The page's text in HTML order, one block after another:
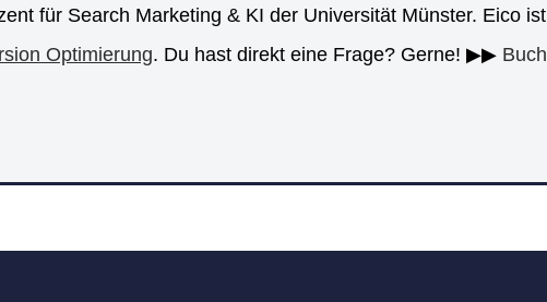
für Search Marketing & KI der Universität Münster. Eico
Optimierung. Du hast direkt eine Frage? Gerne! ▶▶